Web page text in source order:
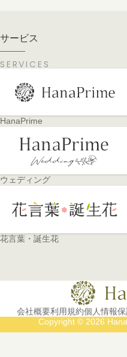
サービス
SERVICES
HanaPrime
ウェディング
花言葉・誕生花
会社概要利用規約個人情報
Copyright © 2026